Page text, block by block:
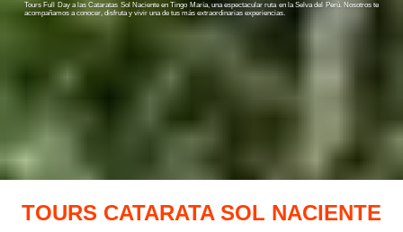
Tours Full Day a las Cataratas Sol Naciente en Tingo María, una espectacular ruta en la Selva del Perú. Nosotros te
acompañamos a conocer, disfruta y vivir una de tus más extraordinarias experiencias.
TOURS CATARATA SOL NACIENTE